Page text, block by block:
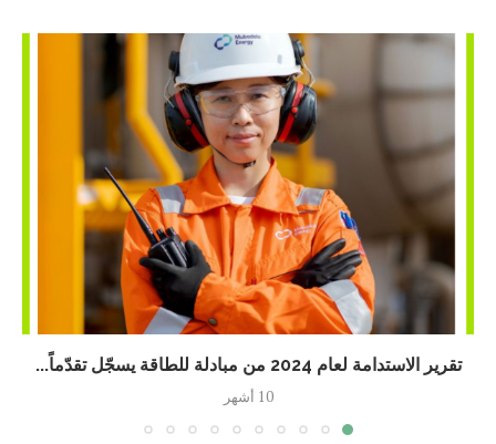
تقرير الاستدامة لعام 2024 من مبادلة للطاقة يسجّل تقدّماً...
10 أشهر